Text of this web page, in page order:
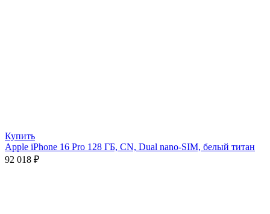
Купить
Apple iPhone 16 Pro 128 ГБ, CN, Dual nano-SIM, белый титан
92 018 ₽